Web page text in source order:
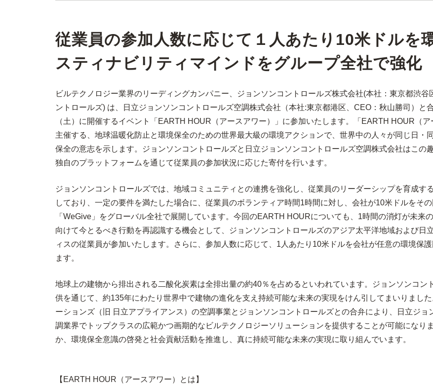
従業員の参加人数に応じて１人あたり10米ドルを
スティナビリティマインドをグループ全社で強化
ビルテクノロジー業界のリーディングカンパニー、ジョンソンコントロールズ株式会社(本社：東京都渋
ントロールズ) は、日立ジョンソンコントロールズ空調株式会社（本社:東京都港区、CEO：秋山勝司）と
（土）に開催するイベント「EARTH HOUR（アースアワー）」に参加いたします。「EARTH HOUR（
主催する、地球温暖化防止と環境保全のための世界最大級の環境アクションで、世界中の人々が同じ日・
保全の意志を示します。ジョンソンコントロールズと日立ジョンソンコントロールズ空調株式会社はこの
独自のプラットフォームを通じて従業員の参加状況に応じた寄付を行います。
ジョンソンコントロールズでは、地域コミュニティとの連携を強化し、従業員のリーダーシップを育成す
しており、一定の要件を満たした場合に、従業員のボランティア時間1時間に対し、会社が10米ドルをそ
「WeGive」をグローバル全社で展開しています。今回のEARTH HOURについても、1時間の消灯が未来
向けて今とるべき行動を再認識する機会として、ジョンソンコントロールズのアジア太平洋地域および日
ィスの従業員が参加いたします。さらに、参加人数に応じて、1人あたり10米ドルを会社が任意の環境保
ます。
地球上の建物から排出される二酸化炭素は全排出量の約40％を占めるといわれています。ジョンソンコン
供を通じて、約135年にわたり世界中で建物の進化を支え持続可能な未来の実現をけん引してまいりまし
ーションズ（旧 日立アプライアンス）の空調事業とジョンソンコントロールズとの合弁により、日立ジ
調業界でトップクラスの広範かつ画期的なビルテクノロジーソリューションを提供することが可能になり
か、環境保全意識の啓発と社会貢献活動を推進し、真に持続可能な未来の実現に取り組んでいます。
【EARTH HOUR（アースアワー）とは】